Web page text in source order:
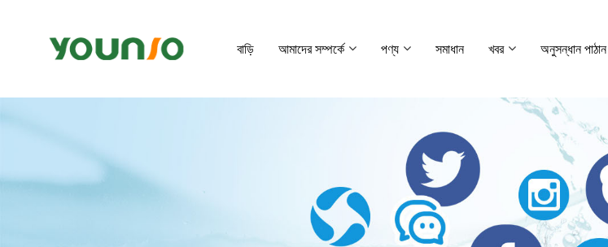
বাড়ি আমাদের সম্পর্কে পণ্য সমাধান খবর অনুসন্ধান পাঠান